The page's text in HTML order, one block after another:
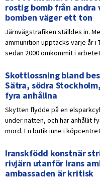
rostig bomb från andra
bomben väger ett ton
Järnvägstrafiken ställdes in.
ammunition upptäcks varje år
sedan 2000 omkommit i
Skottlossning bland
Sätra, södra
fyra anhållna
Skytten flydde på en
under natten, och har anhållit
mord. En butik inne i
Iranskfödd konstnär
rivjärn utanför Irans
ambassaden är kritisk